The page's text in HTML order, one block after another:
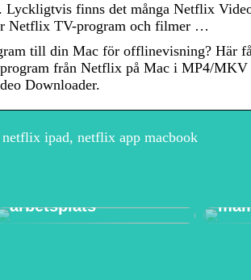
finns det många Netflix
Netflix TV-program och filmer …
till din Mac för offlinevisning? Här
från Netflix på Mac i MP4/MKV
Downloader.
ipad, netflix app macbook
arbetsplats